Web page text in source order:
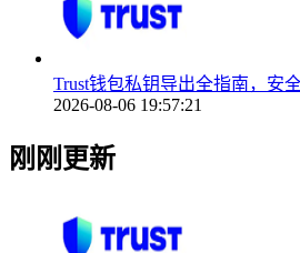
Trust钱包私钥导出全指南，安
2026-08-06 19:57:21
刚刚更新